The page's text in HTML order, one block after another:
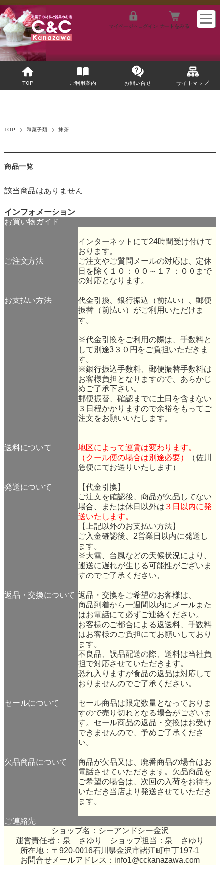
マイページへログイン カートをみる
TOP ご利用案内 お問い合せ サイトマップ
TOP 和菓子類 抹茶
商品一覧
該当商品はありません
インフォメーション
お買い物ガイド
ご注文方法
インターネットにて24時間受け付けて
おります。
ご注文やご質問メールの対応は、定休
日を除く１０：００～１７：００まで
の対応となります。
お支払い方法
代金引換、銀行振込（前払い）、郵便
振替（前払い）がご利用いただけま
す。
※代金引換をご利用の際は、手数料と
して別途3３０円をご負担いただきま
す。
※銀行振込手数料、郵便振替手数料は
お客様負担となりますので、あらかじ
めご了承下さい。
郵便振替、確認までに土日を含まない
３日程かかりますので余裕をもってご
注文をお願いいたします。
送料について
地区によって運賃は変わります。
（クール便の場合は別途必要）
（佐川
急便にてお送りいたします）
発送について
【代金引換】
ご注文を確認後、商品が欠品してない
場合、または休日以外は ３日以内に発
送いたします。
【上記以外のお支払い方法】
ご入金確認後、2営業日以内に発送し
ます。
※大雪、台風などの天候状況により、
運送に遅れが生じる可能性がございま
すのでご了承ください。
返品・交換について 返品・交換をご希望のお客様は、
商品到着から一週間以内にメールまた
はお電話にて必ずご連絡ください。
お客様のご都合による返送料、手数料
はお客様のご負担にてお願いしており
ます。
不良品、誤品配送の際、送料は当社負
担で対応させていただきます。
恐れ入りますが食品の返品は対応して
おりませんのでご了承ください。
セールについて
セール商品は限定数量となっておりま
すので売り切れとなる場合がございま
す。セール商品の返品・交換はお受け
できませんので、予めご了承くださ
い。
欠品商品について
商品が欠品又は、廃番商品の場合はお
電話させていただきます。欠品商品を
ご希望の場合は、次回の入荷をお待ち
いただき当店より発送させていただき
ます。
ご連絡先
ショップ名：シーアンドシー金沢
運営責任者：泉 さゆり ショップ担当：泉 さゆり
所在地：〒920-0016石川県金沢市諸江町中丁197-1
お問合せメールアドレス： info1@cckanazawa.com